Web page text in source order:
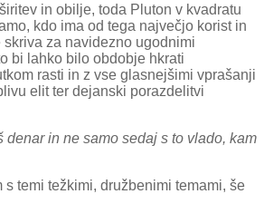
in obilje, toda Pluton v kvadratu
kdo ima od tega največjo korist in
skriva za navidezno ugodnimi
bi lahko bilo obdobje hkrati
rasti in z vse glasnejšimi vprašanji
elit ter dejanski porazdelitvi
denar in ne samo sedaj s to vlado, kam
s temi težkimi, družbenimi temami, še